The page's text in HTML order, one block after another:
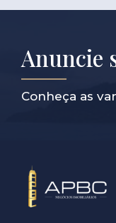
Anuncie
Conheça as